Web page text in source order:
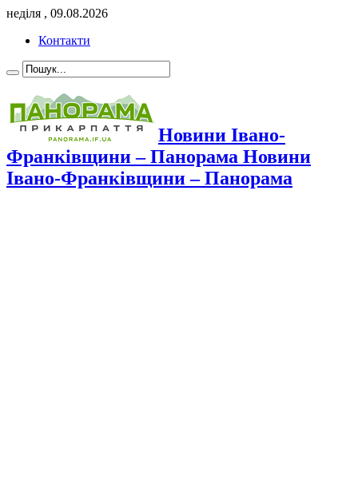
неділя , 09.08.2026
Контакти
Новини Івано-
Франківщини – Панорама Новини
Івано-Франківщини – Панорама